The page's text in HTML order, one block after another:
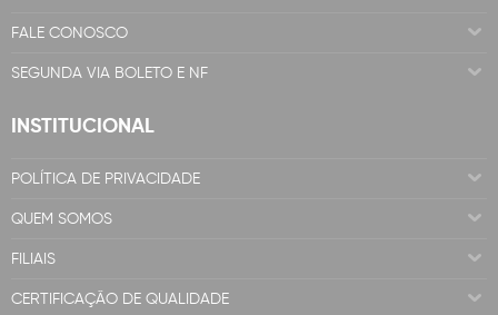
FALE CONOSCO
SEGUNDA VIA BOLETO E NF
INSTITUCIONAL
POLÍTICA DE PRIVACIDADE
QUEM SOMOS
FILIAIS
CERTIFICAÇÃO DE QUALIDADE